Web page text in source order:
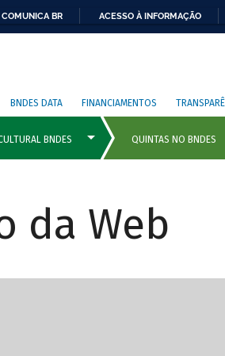
COMUNICA BR ACESSO À INFORMAÇÃO
BNDES DATA FINANCIAMENTOS
da Web